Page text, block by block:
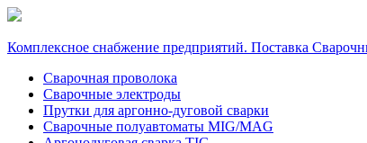
Комплексное снабжение предприятий. Поставка
Сварочная проволока
Сварочные электроды
Прутки для аргонно-дуговой сварки
Сварочные полуавтоматы MIG/MAG